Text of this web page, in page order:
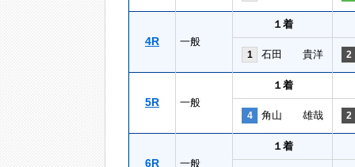
4R 一般
１着
1 石田 貴洋 2
5R 一般
１着
4 角山 雄哉 2
6R 一般
１着